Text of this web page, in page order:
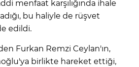
menfaat karşılığında ihale
bu haliyle de rüşvet
edildi.
Furkan Remzi Ceylan'ın,
birlikte hareket ettiği,